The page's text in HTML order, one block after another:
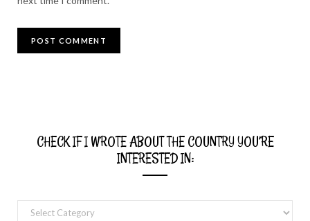
CHECK IF I WROTE ABOUT THE COUNTRY YOU’RE
INTERESTED IN:
Check